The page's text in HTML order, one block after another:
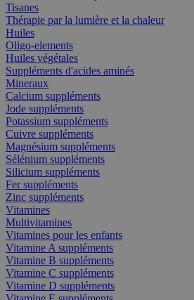
Tisanes
Thérapie par la lumière et la chaleur
Huiles
Oligo-elements
Huiles végétales
Suppléments d'acides aminés
Mineraux
Calcium suppléments
Jode suppléments
Potassium suppléments
Cuivre suppléments
Magnésium suppléments
Sélénium suppléments
Silicium suppléments
Fer suppléments
Zinc suppléments
Vitamines
Multivitamines
Vitamines pour les enfants
Vitamine A suppléments
Vitamine B suppléments
Vitamine C suppléments
Vitamine D suppléments